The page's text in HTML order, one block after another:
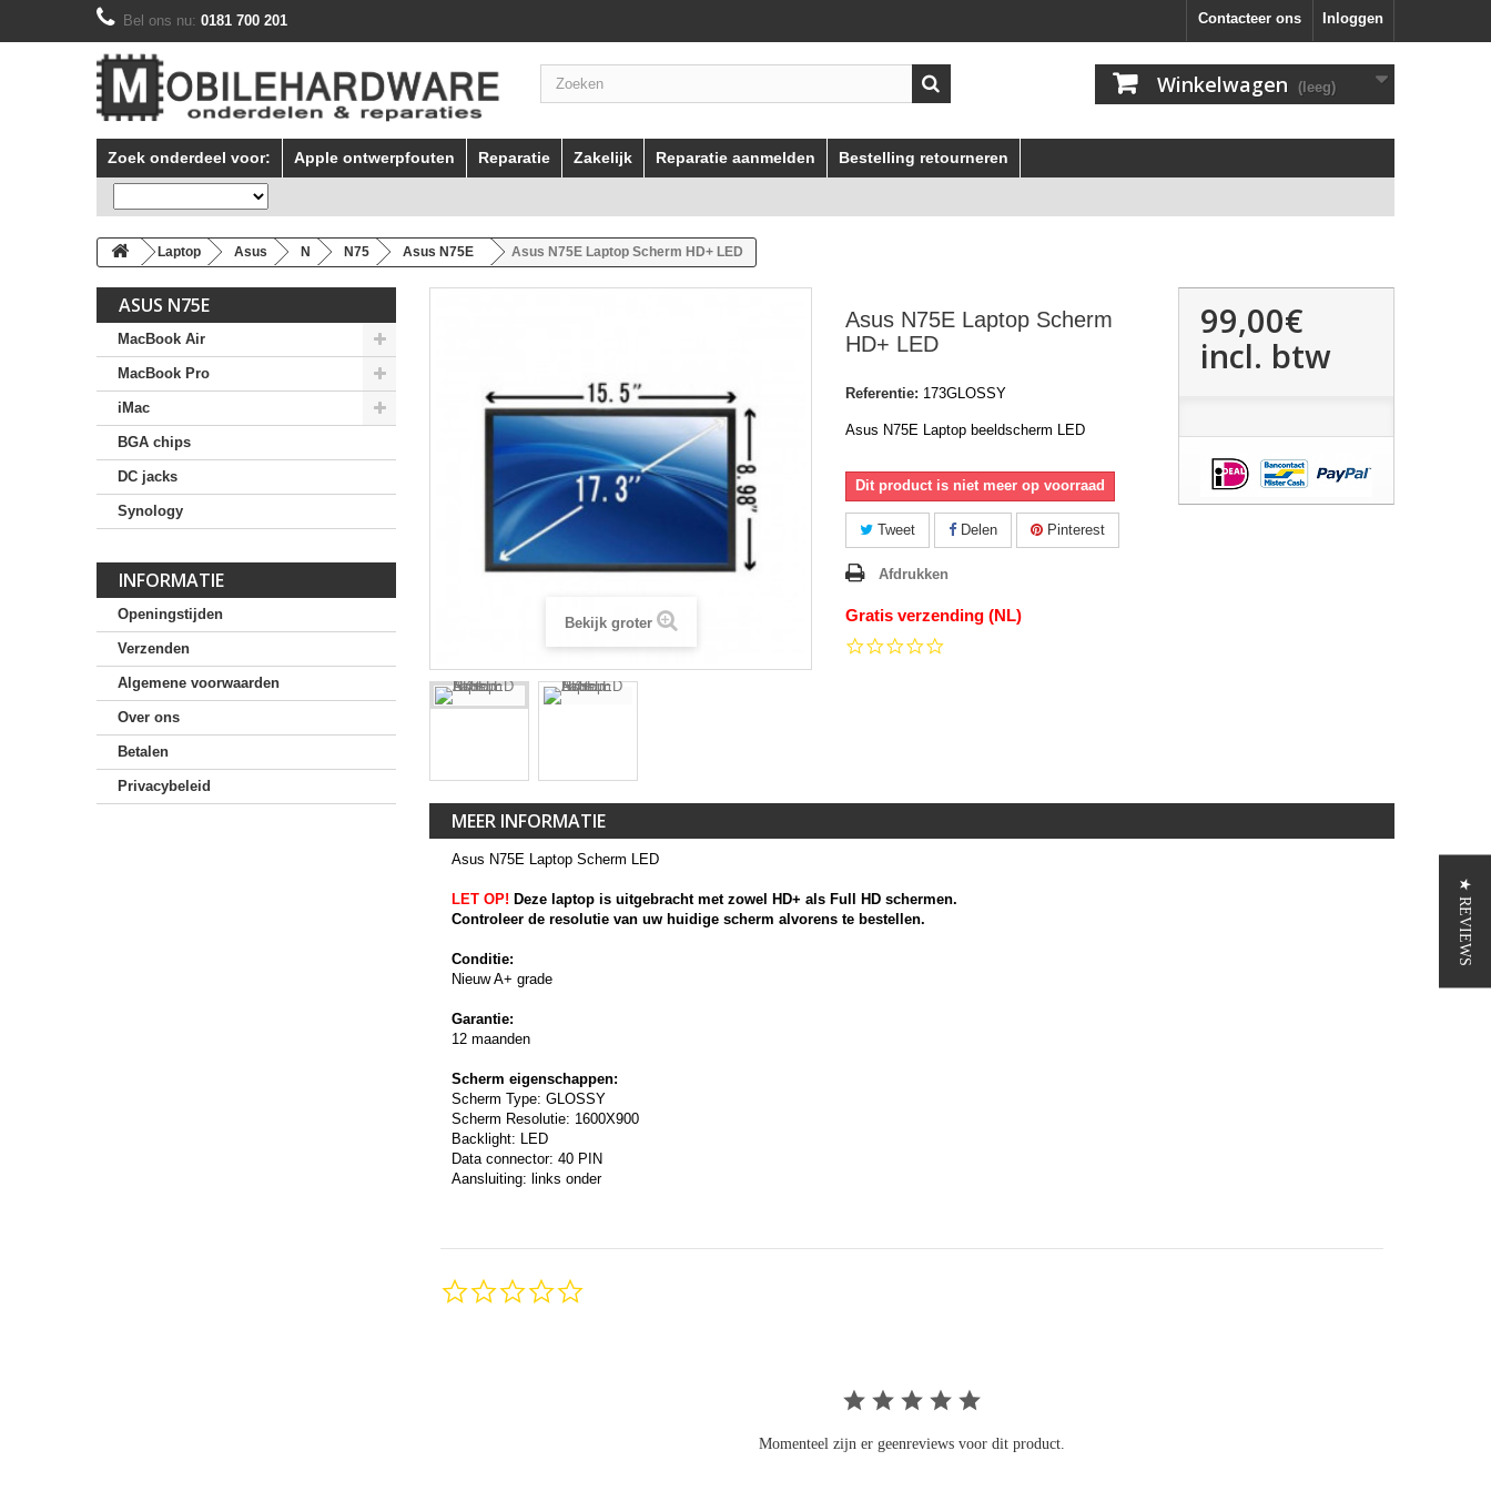
Inloggen
Contacteer ons
Bel ons nu: 0181 700 201
Winkelwagen (leeg)
Zoek onderdeel voor: Apple ontwerpfouten Reparatie Zakelijk Reparatie aanmelden Bestelling retourneren
Laptop Asus N N75 Asus N75E Asus N75E Laptop Scherm HD+ LED
ASUS N75E
MacBook Air
MacBook Pro
iMac
BGA chips
DC jacks
Synology
INFORMATIE
Openingstijden
Verzenden
Algemene voorwaarden
Over ons
Betalen
Privacybeleid
Bekijk groter
Asus N75E Laptop Scherm
HD+ LED
Referentie: 173GLOSSY
Asus N75E Laptop beeldscherm LED
Dit product is niet meer op voorraad
Tweet Delen Pinterest
Afdrukken
Gratis verzending (NL)
99,00€
incl. btw
MEER INFORMATIE
Asus N75E Laptop Scherm LED
LET OP! Deze laptop is uitgebracht met zowel HD+ als Full HD schermen.
Controleer de resolutie van uw huidige scherm alvorens te bestellen.
Conditie:
Nieuw A+ grade
Garantie:
12 maanden
Scherm eigenschappen:
Scherm Type: GLOSSY
Scherm Resolutie: 1600X900
Backlight: LED
Data connector: 40 PIN
Aansluiting: links onder
Momenteel zijn er geenreviews voor dit product.
★ REVIEWS